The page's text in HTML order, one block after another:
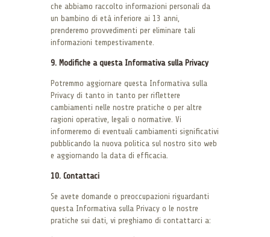
che abbiamo raccolto informazioni personali da
un bambino di età inferiore ai 13 anni,
prenderemo provvedimenti per eliminare tali
informazioni tempestivamente.
9. Modifiche a questa Informativa sulla Privacy
Potremmo aggiornare questa Informativa sulla
Privacy di tanto in tanto per riflettere
cambiamenti nelle nostre pratiche o per altre
ragioni operative, legali o normative. Vi
informeremo di eventuali cambiamenti significativi
pubblicando la nuova politica sul nostro sito web
e aggiornando la data di efficacia.
10. Contattaci
Se avete domande o preoccupazioni riguardanti
questa Informativa sulla Privacy o le nostre
pratiche sui dati, vi preghiamo di contattarci a: